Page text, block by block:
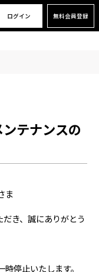
ログイン 無料会員登録
ンテナンスの
ま
き、誠にありがとう
停止いたします。